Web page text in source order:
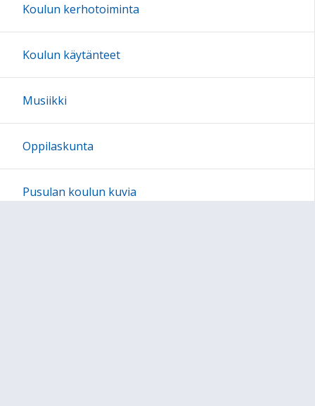
Koulun kerhotoiminta
Koulun käytänteet
Musiikki
Oppilaskunta
Pusulan koulun kuvia